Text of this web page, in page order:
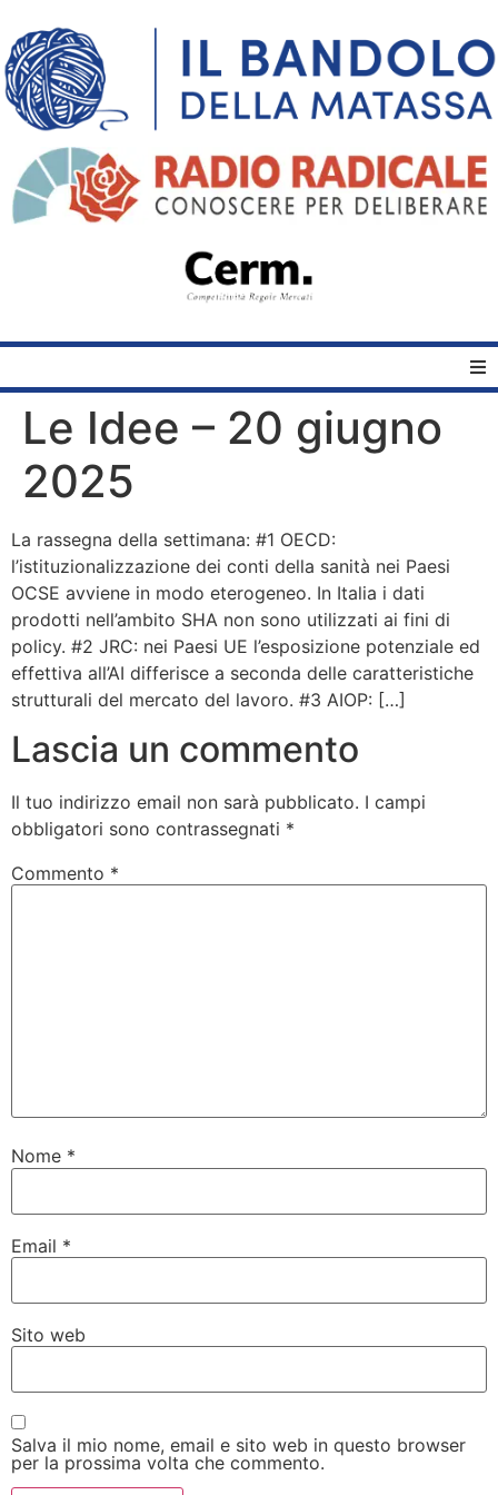
Home
Bandolo
Connessioni
Fondazione CERM
Le Idee – 20 giugno
2025
La rassegna della settimana: #1 OECD:
l’istituzionalizzazione dei conti della sanità nei Paesi
OCSE avviene in modo eterogeneo. In Italia i dati
prodotti nell’ambito SHA non sono utilizzati ai fini di
policy. #2 JRC: nei Paesi UE l’esposizione potenziale ed
effettiva all’AI differisce a seconda delle caratteristiche
strutturali del mercato del lavoro. #3 AIOP: […]
Lascia un commento
Il tuo indirizzo email non sarà pubblicato. I campi
obbligatori sono contrassegnati *
Commento *
Nome *
Email *
Sito web
Salva il mio nome, email e sito web in questo browser
per la prossima volta che commento.